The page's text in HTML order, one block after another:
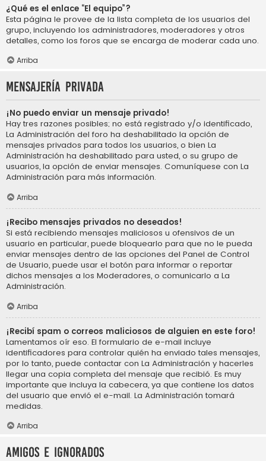
¿Qué es el enlace “El equipo”?
Esta página le provee de la lista completa de los usuarios del
grupo, incluyendo los administradores, moderadores y otros
detalles, como los foros que se encarga de moderar cada uno.
Arriba
Mensajería privada
¡No puedo enviar un mensaje privado!
Hay tres razones posibles; no está registrado y/o identificado,
La Administración del foro ha deshabilitado la opción de
mensajes privados para todos los usuarios, o bien La
Administración ha deshabilitado para usted, o su grupo de
usuarios, la opción de enviar mensajes. Comuníquese con La
Administración para más información.
Arriba
¡Recibo mensajes privados no deseados!
Si está recibiendo mensajes maliciosos u ofensivos de un
usuario en particular, puede bloquearlo para que no le pueda
enviar mensajes dentro de las opciones del Panel de Control
de Usuario, puede usar el botón para informar o reportar
dichos mensajes a los Moderadores, o comunicarlo a La
Administración.
Arriba
¡Recibí spam o correos maliciosos de alguien en este foro!
Lamentamos oír eso. El formulario de e-mail incluye
identificadores para controlar quién ha enviado tales mensajes,
por lo tanto, puede contactar con La Administración y hacerles
llegar una copia completa del mensaje que recibió. Es muy
importante que incluya la cabecera, ya que contiene los datos
del usuario que envió el e-mail. La Administración tomará
medidas.
Arriba
Amigos e Ignorados